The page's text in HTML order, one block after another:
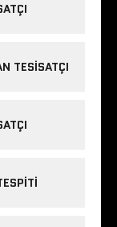
TESISATÇI